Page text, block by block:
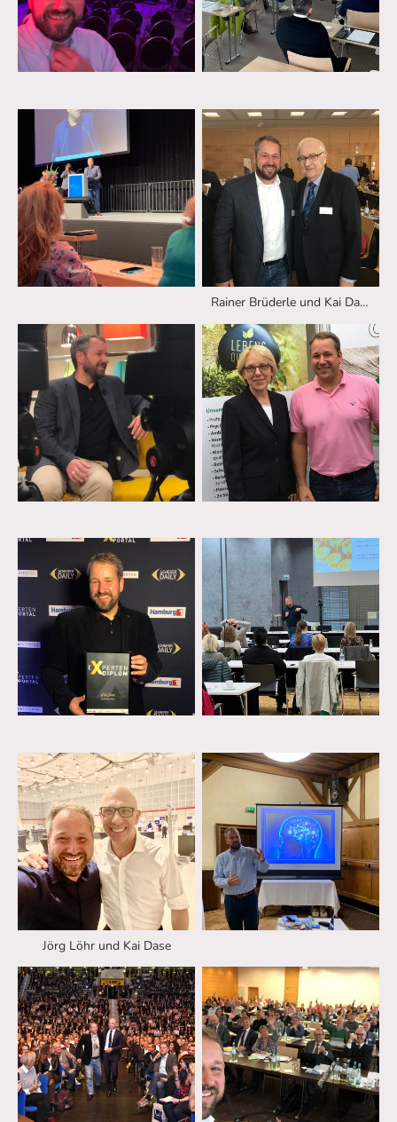
Rainer Brüderle und Kai Dase
Jörg Löhr und Kai Dase